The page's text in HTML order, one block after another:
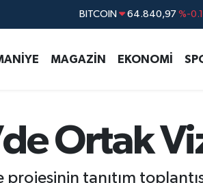
DOLAR 47,7436
STERLİN 64,4811
BITCOIN 64.840,97 %-
MAGAZİN EKONOMİ
Ortak
projesinin tanıtım